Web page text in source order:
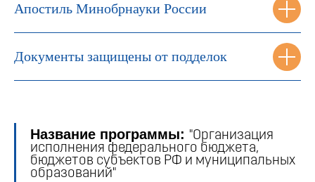
Апостиль Минобрнауки России
Документы защищены от подделок
Название программы: "Организация
исполнения федерального бюджета,
бюджетов субъектов РФ и муниципальных
образований"